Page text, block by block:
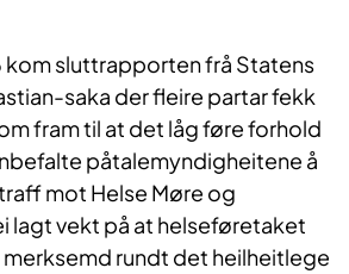
kom sluttrapporten frå Statens
saka der fleire partar fekk
fram til at det låg føre forhold
påtalemyndigheitene å
mot Helse Møre og
lagt vekt på at helseføretaket
rundt det heilheitlege